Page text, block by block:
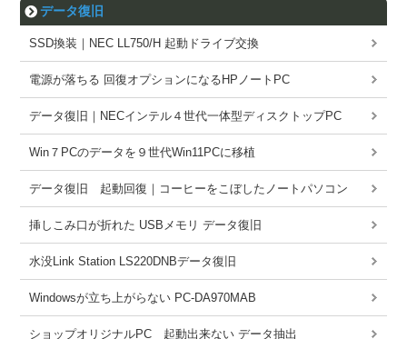
データ復旧
SSD換装｜NEC LL750/H 起動ドライブ交換
電源が落ちる 回復オプションになるHPノートPC
データ復旧｜NECインテル４世代一体型ディスクトップPC
Win７PCのデータを９世代Win11PCに移植
データ復旧 起動回復｜コーヒーをこぼしたノートパソコン
挿しこみ口が折れた USBメモリ データ復旧
水没Link Station LS220DNBデータ復旧
Windowsが立ち上がらない PC-DA970MAB
ショップオリジナルPC 起動出来ない データ抽出